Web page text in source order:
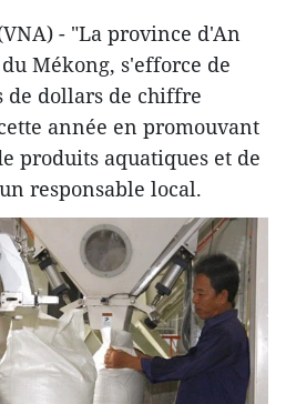
- "La province d'An
Mékong, s'efforce de
dollars de chiffre
année en promouvant
produits aquatiques et de
responsable local.